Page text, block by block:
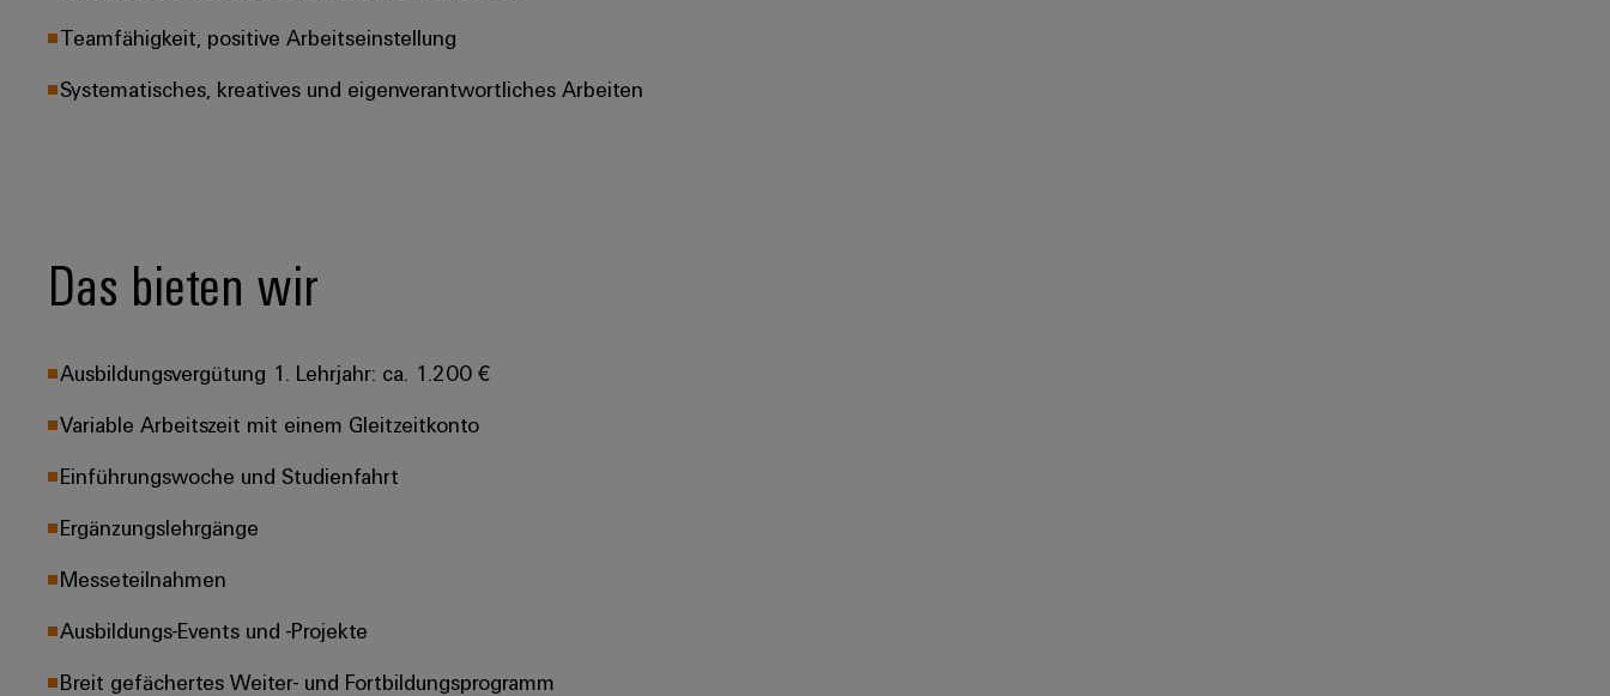
Teamfähigkeit, positive Arbeitseinstellung
Systematisches, kreatives und eigenverantwortliches Arbeiten
Das bieten wir
Ausbildungsvergütung 1. Lehrjahr: ca. 1.200 €
Variable Arbeitszeit mit einem Gleitzeitkonto
Einführungswoche und Studienfahrt
Ergänzungslehrgänge
Messeteilnahmen
Ausbildungs-Events und -Projekte
Breit gefächertes Weiter- und Fortbildungsprogramm